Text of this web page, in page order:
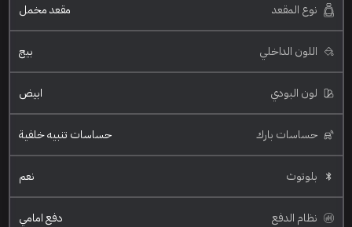
نوع المقعد مقعد مخمل
اللون الداخلي بيج
لون البودي ابيض
حساسات بارك حساسات تنبيه خلفية
بلوتوث نعم
نظام الدفع دفع امامي